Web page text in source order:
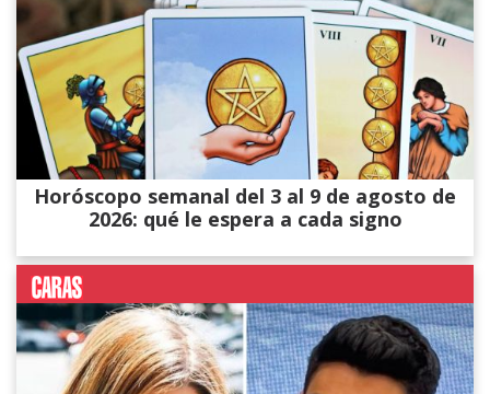
Horóscopo semanal del 3 al 9 de agosto de
2026: qué le espera a cada signo